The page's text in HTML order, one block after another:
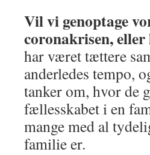
Vil vi genoptage
coronakrisen,
har været tættere
anderledes tempo,
tanker om, hvor de
fællesskabet i en
mange med al
familie er.